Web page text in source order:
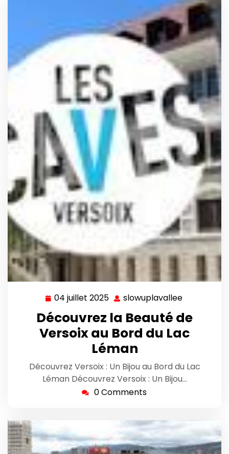
04 juillet 2025 04
juillet
2025
slowuplavallee
Découvrez la Beauté de
Versoix au Bord du Lac
Léman
Découvrez Versoix : Un Bijou au Bord du Lac
Léman Découvrez Versoix : Un Bijou…
0 Comments